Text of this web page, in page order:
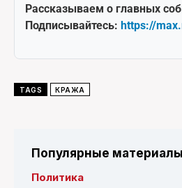
Рассказываем о главных
Подписывайтесь: https://
TAGS КРАЖА
Популярные материалы
Политика